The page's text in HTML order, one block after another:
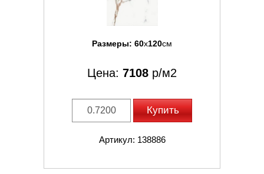
Размеры: 60x120см
Цена: 7108 р/м2
Купить
Артикул: 138886